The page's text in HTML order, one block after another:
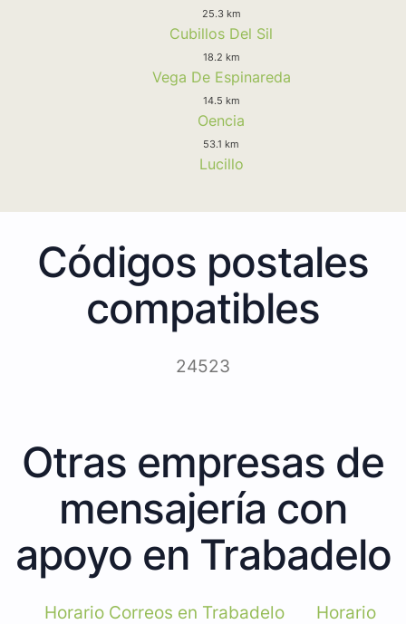
25.3 km
Cubillos Del Sil
18.2 km
Vega De Espinareda
14.5 km
Oencia
53.1 km
Lucillo
Códigos postales
compatibles
24523
Otras empresas de
mensajería con
apoyo en Trabadelo
Horario Correos en Trabadelo Horario